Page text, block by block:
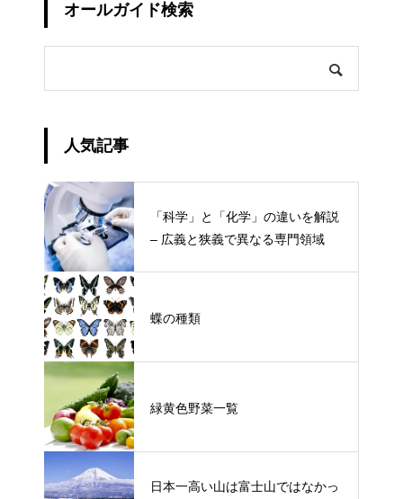
オールガイド検索
人気記事
「科学」と「化学」の違いを解説
– 広義と狭義で異なる専門領域
蝶の種類
緑黄色野菜一覧
日本一高い山は富士山ではなかっ